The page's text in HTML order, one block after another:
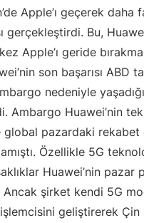
Apple’ı geçerek daha
gerçekleştirdi. Bu,
Apple’ı geride
son başarısı ABD
nedeniyle
Ambargo Huawei’nin
global pazardaki rekabet
Özellikle 5G
Huawei’nin pazar
Ancak şirket kendi 5G
geliştirerek Çin